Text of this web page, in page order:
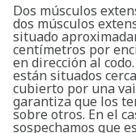
Dos músculos
dos músculos
situado
centímetros por
en dirección al
están situados
cubierto por una
garantiza que los
sobre otros. En el
sospechamos que